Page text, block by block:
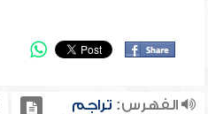
الفهرس: تراجم